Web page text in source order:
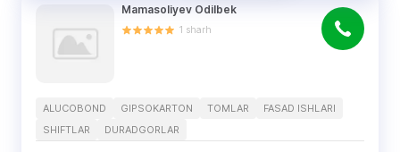
Mamasoliyev Odilbek
1 sharh
ALUCOBOND GIPSOKARTON TOMLAR
FASAD ISHLARI
SHIFTLAR
DURADGORLAR